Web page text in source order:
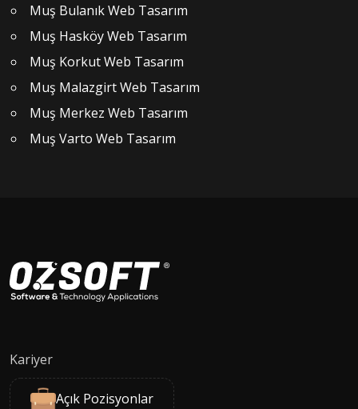
Muş Bulanık Web Tasarım
Muş Hasköy Web Tasarım
Muş Korkut Web Tasarım
Muş Malazgirt Web Tasarım
Muş Merkez Web Tasarım
Muş Varto Web Tasarım
Kariyer
Açık Pozisyonlar